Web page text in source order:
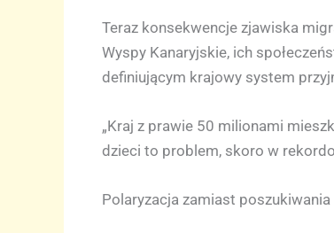
Teraz konsekwencje zjawiska
Wyspy Kanaryjskie, ich
definiującym krajowy system
„Kraj z prawie 50 milionami
dzieci to problem, skoro w
Polaryzacja zamiast poszukiwania